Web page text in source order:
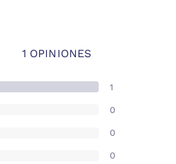
o como regalo para un ser
es una manera perfecta
la lectura y el arte.
1 OPINIONES
1
0
0
0